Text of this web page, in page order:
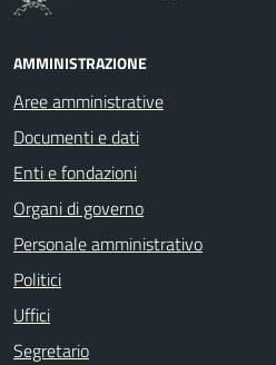
AMMINISTRAZIONE
Aree amministrative
Documenti e dati
Enti e fondazioni
Organi di governo
Personale amministrativo
Politici
Uffici
Segretario